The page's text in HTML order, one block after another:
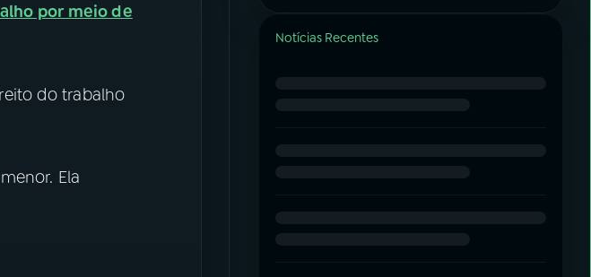
por meio de
do trabalho
Ela
Notícias Recentes